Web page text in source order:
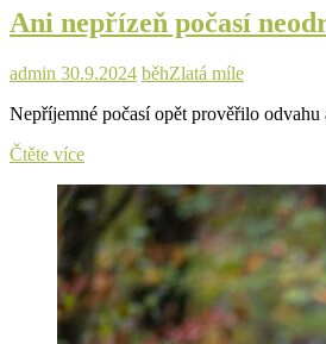
Ani nepřízeň počasí
admin 30.9.2024 běhZlatá míle
Nepříjemné počasí opět prověřilo
Čtěte víceAni
počasí
neodradila
běžce
Zlaté
míle